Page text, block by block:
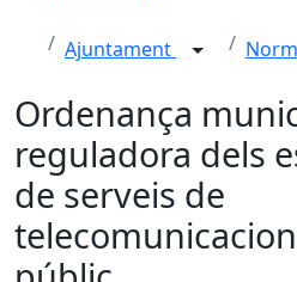
Ajuntament
Ordenança
reguladora dels
de serveis de